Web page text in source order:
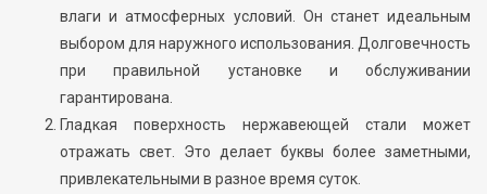
влаги и атмосферных условий. Он станет идеальным
выбором для наружного использования. Долговечность
при правильной установке и обслуживании
гарантирована.
Гладкая поверхность нержавеющей стали может
отражать свет. Это делает буквы более заметными,
привлекательными в разное время суток.